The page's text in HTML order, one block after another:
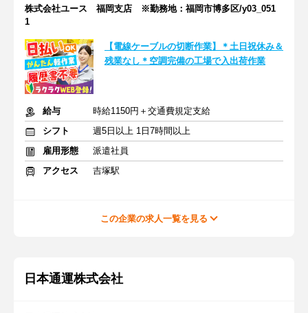
株式会社ユース 福岡支店 ※勤務地：福岡市博多区/y03_051
1
【電線ケーブルの切断作業】＊土日祝休み＆
残業なし＊空調完備の工場で入出荷作業
給与
時給1150円＋交通費規定支給
シフト
週5日以上 1日7時間以上
雇用形態
派遣社員
アクセス
吉塚駅
この企業の求人一覧を見る
日本通運株式会社